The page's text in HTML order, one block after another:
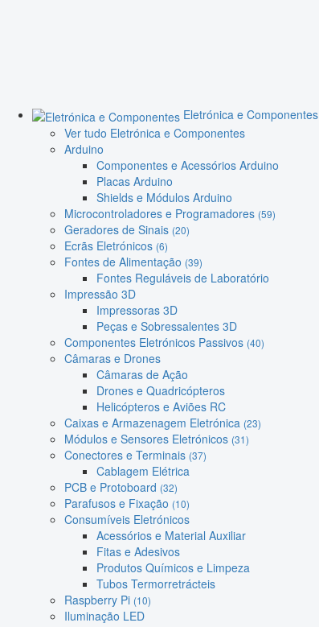
Eletrónica e Componentes
Ver tudo Eletrónica e Componentes
Arduino
Componentes e Acessórios Arduino
Placas Arduino
Shields e Módulos Arduino
Microcontroladores e Programadores (59)
Geradores de Sinais (20)
Ecrãs Eletrónicos (6)
Fontes de Alimentação (39)
Fontes Reguláveis de Laboratório
Impressão 3D
Impressoras 3D
Peças e Sobressalentes 3D
Componentes Eletrónicos Passivos (40)
Câmaras e Drones
Câmaras de Ação
Drones e Quadricópteros
Helicópteros e Aviões RC
Caixas e Armazenagem Eletrónica (23)
Módulos e Sensores Eletrónicos (31)
Conectores e Terminais (37)
Cablagem Elétrica
PCB e Protoboard (32)
Parafusos e Fixação (10)
Consumíveis Eletrónicos
Acessórios e Material Auxiliar
Fitas e Adesivos
Produtos Químicos e Limpeza
Tubos Termorretrácteis
Raspberry Pi (10)
Iluminação LED